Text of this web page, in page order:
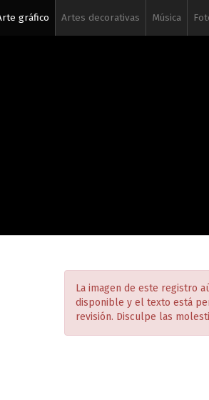
gráfico Artes decorativas Música
La imagen de este registro
disponible y el texto está
revisión. Disculpe las